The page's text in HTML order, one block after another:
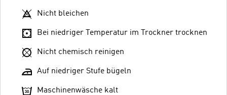
Nicht bleichen
Bei niedriger Temperatur im Trockner trocknen
Nicht chemisch reinigen
Auf niedriger Stufe bügeln
Maschinenwäsche kalt